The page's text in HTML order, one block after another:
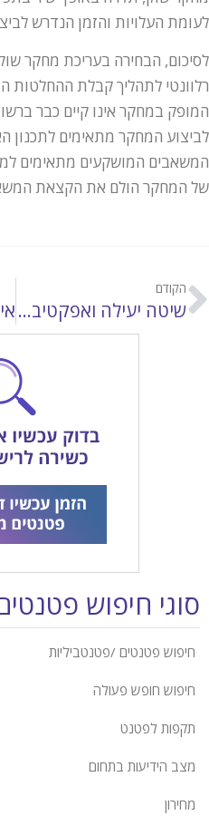
לעומת העלויות והזמן הנדרש
לסיכום, הבחירה בעריכת מחקר
רלוונטי לתהליך קבלת ההחלטות
המופק במחקר אינו קיים כבר
לביצוע המחקר מתאימים לתכנון
המשאבים המושקעים מתאימים
של המחקר הולם את הקצאת
הקודם
שיטה יעילה ואפקטיבית לניהול זמן
סוגי חיפוש
חיפוש פטנטים /פטנטביליות
חיפוש חופש פעולה
תקפות לפטנט
מצב הידיעות בתחום
מחירון